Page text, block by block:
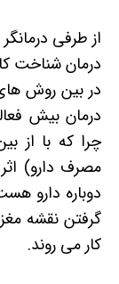
از طرفی
درمان شناخت
در بین روش
درمان بیش
چرا که با از
مصرف دارو)
دوباره دارو
گرفتن نقشه
کار می روند.